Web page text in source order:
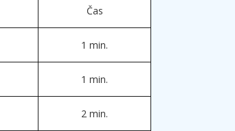
Čas
1 min.
1 min.
2 min.